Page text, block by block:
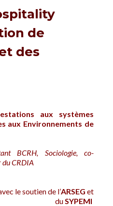
de
des
aux systèmes
aux Environnements de
BCRH, Sociologie, co-
CRDIA
le soutien de l’ARSEG et
duSYPEMI